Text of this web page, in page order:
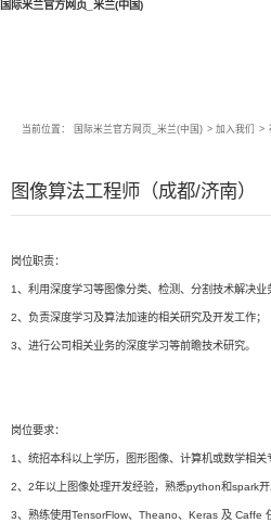
国际米兰官方网页_米兰(中国)
当前位置： 国际米兰官方网页_米兰(中国) > 加入我们 >
图像算法工程师（成都/济南）
岗位职责：
1、利用深度学习等图像分类、检测、分割技术解决业
2、负责深度学习及算法加速的相关研究及开发工作；
3、进行公司相关业务的深度学习等前瞻技术研究。
岗位要求：
1、统招本科以上学历，图形图像、计算机或数学相关
2、2年以上图像处理开发经验，熟悉python和spark开
3、熟练使用TensorFlow、Theano、Keras 及 Caffe